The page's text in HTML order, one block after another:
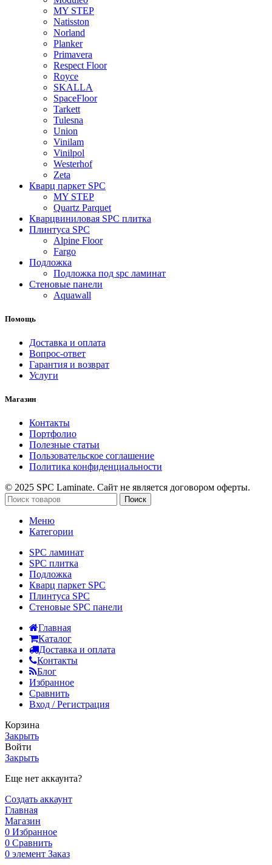
MY STEP
Natisston
Norland
Planker
Primavera
Respect Floor
Royce
SKALLA
SpaceFloor
Tarkett
Tulesna
Union
Vinilam
Vinilpol
Westerhof
Zeta
Кварц паркет SPC
MY STEP
Quartz Parquet
Кварцвиниловая SPC плитка
Плинтуса SPC
Alpine Floor
Fargo
Подложка
Подложка под spc ламинат
Стеновые панели
Aquawall
Помощь
Доставка и оплата
Вопрос-ответ
Гарантия и возврат
Услуги
Магазин
Контакты
Портфолио
Полезные статьи
Пользовательское соглашение
Политика конфиденциальности
© 2025 SPC Laminate. Сайт не является договором оферты.
Поиск
Меню
Категории
SPC ламинат
SPC плитка
Подложка
Кварц паркет SPC
Плинтуса SPC
Стеновые SPC панели
Главная
Каталог
Доставка и оплата
Контакты
Блог
Избранное
Сравнить
Вход / Регистрация
Корзина
Закрыть
Войти
Закрыть
Еще нет аккаунта?
Создать аккаунт
Главная
Магазин
0 Избранное
0 Сравнить
0 элемент Заказ